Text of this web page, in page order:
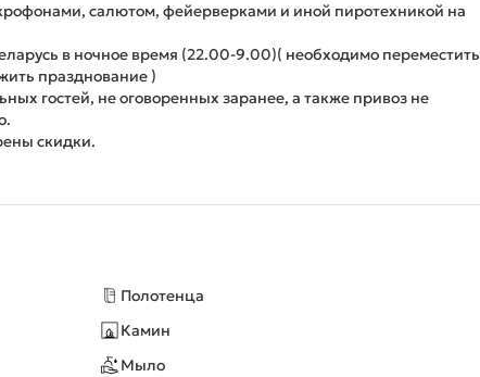
салютом, фейерверками и иной пиротехникой на
в ночное время (22.00-9.00)( необходимо переместить
празднование )
гостей, не оговоренных заранее, а также привоз не
скидки.
Полотенца
Камин
Мыло